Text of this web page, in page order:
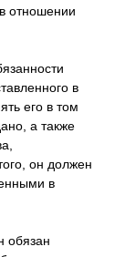
отношении
в
его в том
а также
он должен
в
обязан